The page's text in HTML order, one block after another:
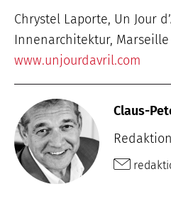
Chrystel Laporte, Un Jour
Innenarchitektur, Marseille
www.unjourdavril.com
Claus-